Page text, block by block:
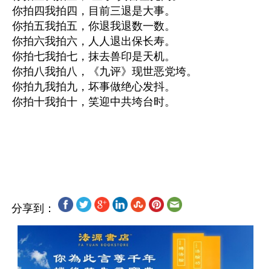
你拍四我拍四，目前三退是大事。
你拍五我拍五，你退我退数一数。
你拍六我拍六，人人退出保长寿。
你拍七我拍七，抹去兽印是天机。
你拍八我拍八，《九评》现世恶党垮。
你拍九我拍九，坏事做绝心发抖。
你拍十我拍十，笑迎中共垮台时。
分享到：